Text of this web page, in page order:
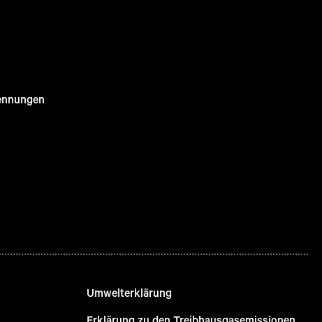
Umwelterklärung